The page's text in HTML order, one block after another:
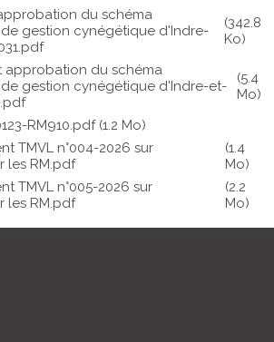
du schéma
gestion cynégétique d'Indre-
(342.8
Ko)
approbation du schéma
gestion cynégétique d'Indre-et-
(5.4
Mo)
RM910.pdf (1.2 Mo)
TMVL n°004-2026 sur
les RM.pdf
(1.4
Mo)
TMVL n°005-2026 sur
les RM.pdf
(2.2
Mo)